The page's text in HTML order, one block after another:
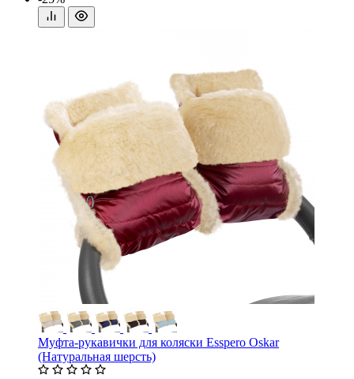
Муфта-рукавички для коляски Esspero Oskar
(Натуральная шерсть)